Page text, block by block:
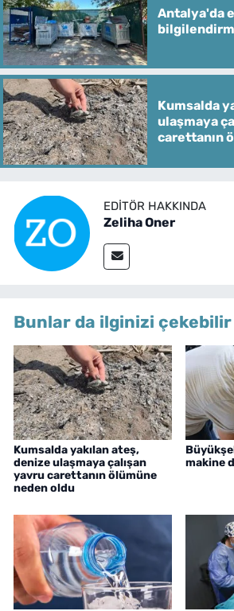
Antalya'da
Kumsalda
ulaşmaya
carettanın
EDITÖR HAKKINDA
Zeliha Oner
Bunlar da ilginizi çekebilir
Kumsalda yakılan ateş,
denize ulaşmaya çalışan
yavru carettanın ölümüne
neden oldu
makine